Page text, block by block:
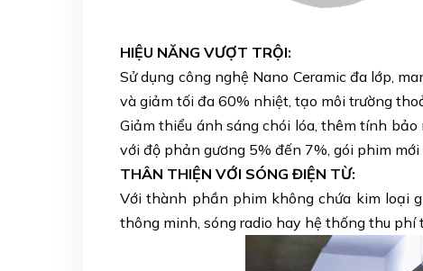
HIỆU NĂNG VƯỢT TRỘI:
Sử dụng công nghệ Nano Ceramic đa lớp,
và giảm tối đa 60% nhiệt, tạo môi trường
Giảm thiểu ánh sáng chói lóa, thêm tính
với độ phản gương 5% đến 7%, gói phim
THÂN THIỆN VỚI SÓNG ĐIỆN TỪ:
Với thành phần phim không chứa kim loại
thông minh, sóng radio hay hệ thống thu phí